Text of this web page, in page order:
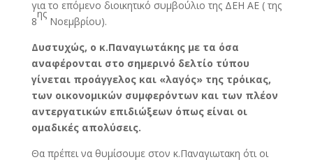
για το επόμενο διοικητικό συμβούλιο της ΔΕΗ ΑΕ ( της
8
ης
Νοεμβρίου).
Δυστυχώς, ο κ.Παναγιωτάκης με τα όσα
αναφέρονται στο σημερινό δελτίο τύπου
γίνεται προάγγελος και «λαγός» της τρόικας,
των οικονομικών συμφερόντων και των πλέον
αντεργατικών επιδιώξεων όπως είναι οι
ομαδικές απολύσεις.
Θα πρέπει να θυμίσουμε στον κ.Παναγιωτακη ότι οι